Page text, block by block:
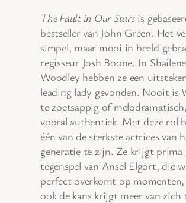
The Fault in Our Starsis
bestseller van John Green. Het
simpel, maar mooi in beeld
regisseur Josh Boone. In Shailene
Woodley hebben ze een
leading lady gevonden. Nooit is
te zoetsappig of
vooral authentiek. Met deze rol
één van de sterkste actrices van
generatie te zijn. Ze krijgt prima
tegenspel van Ansel Elgort, die
perfect overkomt op
ook de kans krijgt meer van zich